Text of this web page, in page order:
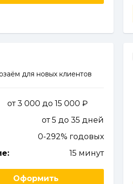
для новых клиентов
от 3 000 до 15 000
от 5 до 35 дней
0-292% годовых
15 минут
Оформить